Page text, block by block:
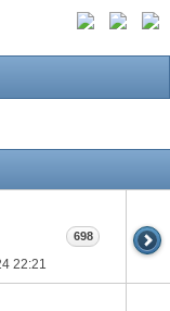
22:21
698